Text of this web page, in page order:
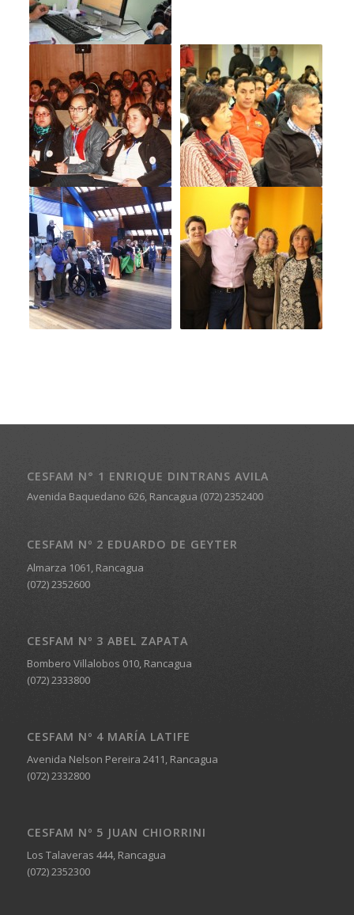
CESFAM N° 1 ENRIQUE DINTRANS AVILA
Avenida Baquedano 626, Rancagua (072) 2352400
CESFAM Nº 2 EDUARDO DE GEYTER
Almarza 1061, Rancagua
(072) 2352600
CESFAM Nº 3 ABEL ZAPATA
Bombero Villalobos 010, Rancagua
(072) 2333800
CESFAM Nº 4 MARÍA LATIFE
Avenida Nelson Pereira 2411, Rancagua
(072) 2332800
CESFAM Nº 5 JUAN CHIORRINI
Los Talaveras 444, Rancagua
(072) 2352300